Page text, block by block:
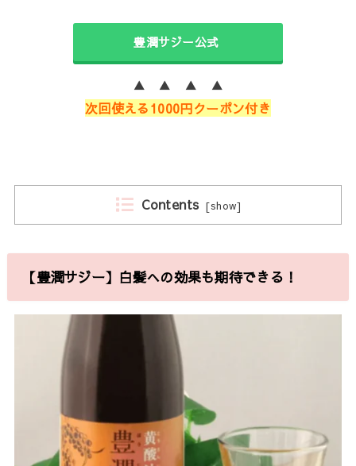
豊潤サジー公式
▲ ▲ ▲ ▲
次回使える1000円クーポン付き
Contents [show]
【豊潤サジー】白髪への効果も期待できる！